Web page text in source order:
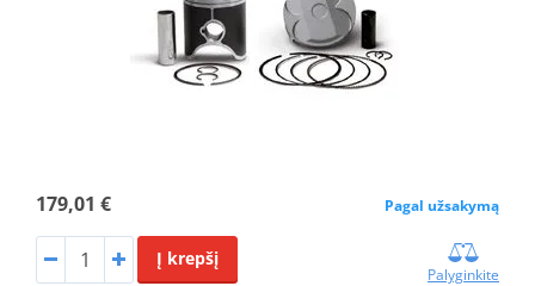
179,01 € Pagal užsakymą
Į krepšį
Palyginkite